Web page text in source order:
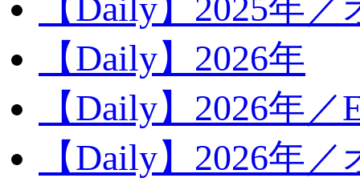
【Daily】2025年
【Daily】2026年
【Daily】2026年／
【Daily】2026年